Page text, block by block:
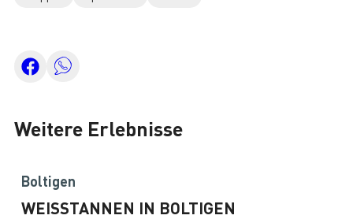
Weitere Erlebnisse
Boltigen
WEISSTANNEN IN BOLTIGEN